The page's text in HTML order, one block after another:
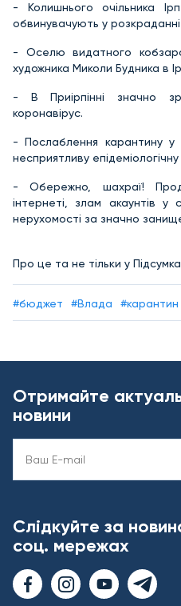
- Колишнього очільника
обвинувачують у
- Оселю видатного
художника Миколи Будника в
- В Приірпінні значно
коронавірус.
- Послаблення карантину у
несприятливу
- Обережно, шахраї!
інтернеті, злам акаунтів
нерухомості за значно
Про це та не тільки у
#бюджет #Влада #карантин
Отримайте
новини
Слідкуйте за
соц. мережах